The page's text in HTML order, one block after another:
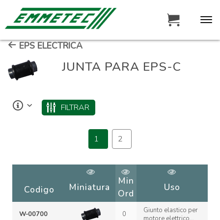
EPS ELECTRICA
JUNTA PARA EPS-C
FILTRAR
1 2
Codigo Miniatura
Min
Ord
Uso
W-00700 0
Giunto elastico per